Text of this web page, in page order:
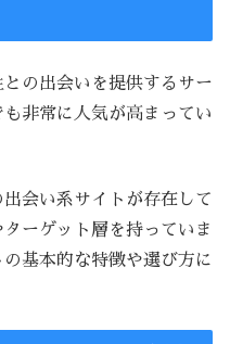
の出会いを提供するサー
非常に人気が高まってい
会い系サイトが存在して
ーゲット層を持っていま
基本的な特徴や選び方に